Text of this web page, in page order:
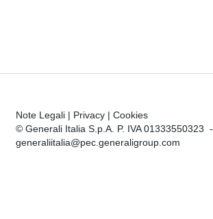
Note Legali | Privacy | Cookies
© Generali Italia S.p.A. P. IVA 01333550323 -
generaliitalia@pec.generaligroup.com